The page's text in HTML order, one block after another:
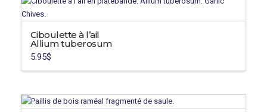
plusieurs
variations.
Les
options
peuvent
être
sur
Ciboulette à l’ail
Allium tuberosum
5.95$